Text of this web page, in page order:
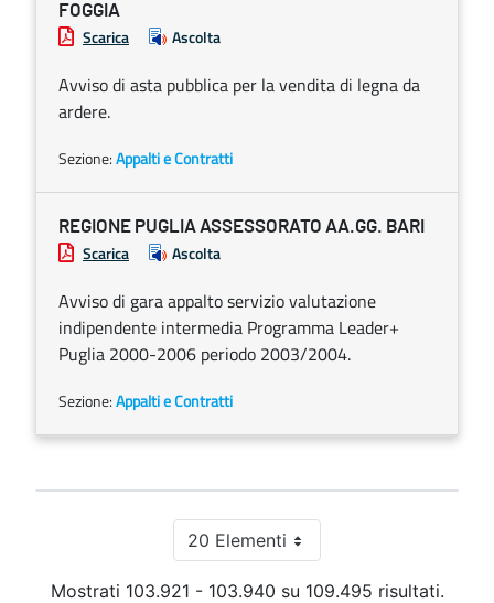
FOGGIA
Scarica Ascolta
Avviso di asta pubblica per la vendita di legna da
ardere.
Sezione:Appalti e Contratti
REGIONE PUGLIA ASSESSORATO AA.GG. BARI
Scarica Ascolta
Avviso di gara appalto servizio valutazione
indipendente intermedia Programma Leader+
Puglia 2000-2006 periodo 2003/2004.
Sezione:Appalti e Contratti
20 ElementiPer pagina
Mostrati 103.921 - 103.940 su 109.495 risultati.